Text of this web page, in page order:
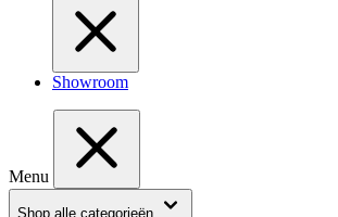
Showroom
Menu
Shop alle categorieën